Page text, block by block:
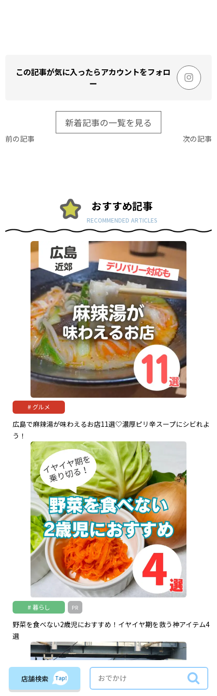
この記事が気に入ったらアカウントをフォロ
ー
新着記事の一覧を見る
前の記事 次の記事
おすすめ記事
RECOMMENDED ARTICLES
グルメ
広島で麻辣湯が味わえるお店11選♡濃厚ピリ辛スープにシビれよ
う！
暮らし PR
野菜を食べない2歳児におすすめ！イヤイヤ期を救う神アイテム4
選
店舗検索